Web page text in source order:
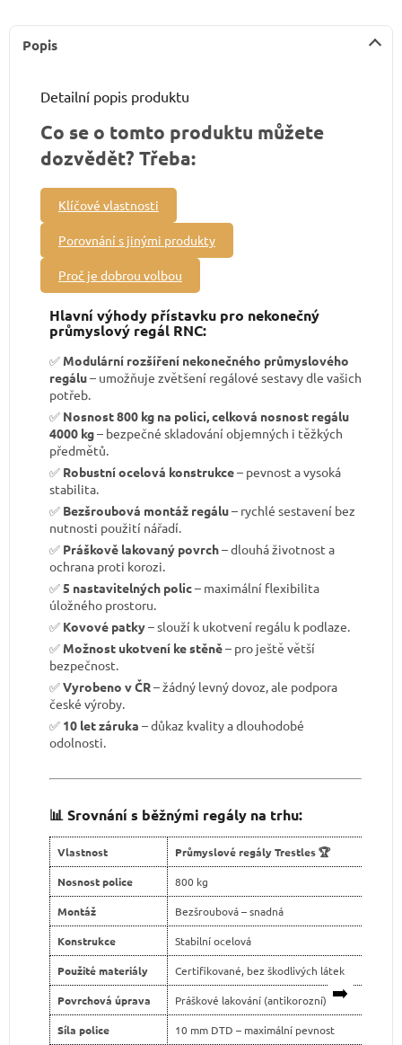
Popis
Detailní popis produktu
Co se o tomto produktu můžete
dozvědět? Třeba:
Klíčové vlastnosti
Porovnání s jinými produkty
Proč je dobrou volbou
Hlavní výhody přístavku pro nekonečný
průmyslový regál RNC:
✅ Modulární rozšíření nekonečného průmyslového
regálu– umožňuje zvětšení regálové sestavy dle vašich
potřeb.
✅ Nosnost 800 kg na polici, celková nosnost regálu
4000 kg– bezpečné skladování objemných i těžkých
předmětů.
✅ Robustní ocelová konstrukce– pevnost a vysoká
stabilita.
✅ Bezšroubová montáž regálu– rychlé sestavení bez
nutnosti použití nářadí.
✅ Práškově lakovaný povrch– dlouhá životnost a
ochrana proti korozi.
✅5 nastavitelných polic– maximální flexibilita
úložného prostoru.
✅ Kovové patky– slouží k ukotvení regálu k podlaze.
✅ Možnost ukotvení ke stěně– pro ještě větší
bezpečnost.
✅Vyrobeno v ČR– žádný levný dovoz, ale podpora
české výroby.
✅ 10 let záruka – důkaz kvality a dlouhodobé
odolnosti.
📊 Srovnání s běžnými regály na trhu:
➡️
Vlastnost Průmyslové regály Trestles 🏆
Nosnost police 800 kg
Montáž Bezšroubová – snadná
Konstrukce Stabilní ocelová
Použité materiály Certifikované, bez škodlivých látek
Povrchová úprava Práškové lakování (antikorozní)
Síla police 10 mm DTD – maximální pevnost